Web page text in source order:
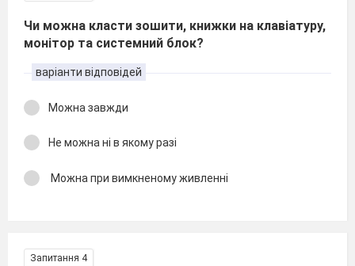
Чи можна класти зошити, книжки на клавіатуру,
монітор та системний блок?
варіанти відповідей
Можна завжди
Не можна ні в якому разі
Можна при вимкненому живленні
Запитання 4